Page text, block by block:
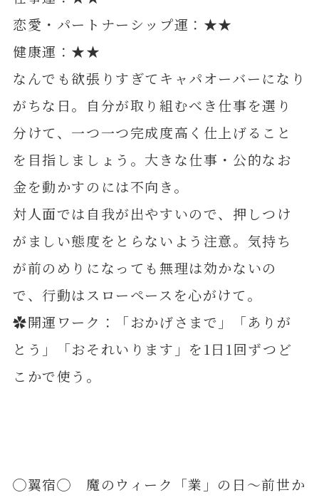
恋愛・パートナーシップ運：★★
健康運：★★
なんでも欲張りすぎてキャパオーバーになり
がちな日。自分が取り組むべき仕事を選り
分けて、一つ一つ完成度高く仕上げること
を目指しましょう。大きな仕事・公的なお
金を動かすのには不向き。
対人面では自我が出やすいので、押しつけ
がましい態度をとらないよう注意。気持ち
が前のめりになっても無理は効かないの
で、行動はスローペースを心がけて。
✿開運ワーク：「おかげさまで」「ありが
とう」「おそれいります」を1日1回ずつど
こかで使う。
◯翼宿◯ 魔のウィーク「業」の日～前世か